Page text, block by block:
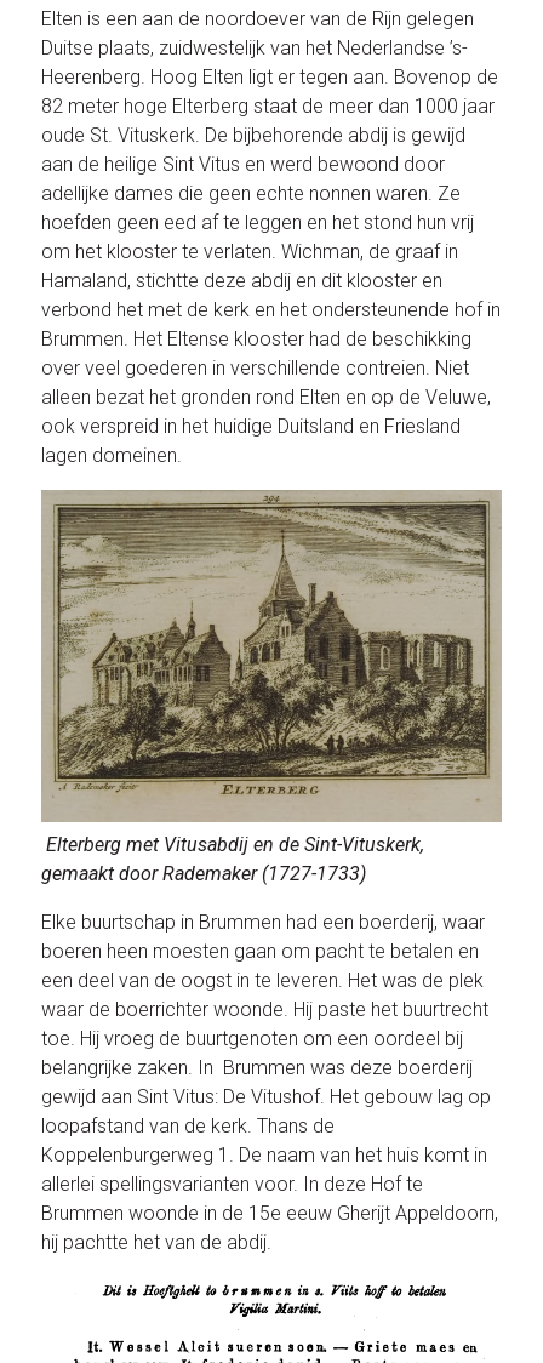
Elten is een aan de noordoever van de Rijn gelegen
Duitse plaats, zuidwestelijk van het Nederlandse ’s-
Heerenberg. Hoog Elten ligt er tegen aan. Bovenop de
82 meter hoge Elterberg staat de meer dan 1000 jaar
oude St. Vituskerk. De bijbehorende abdij is gewijd
aan de heilige Sint Vitus en werd bewoond door
adellijke dames die geen echte nonnen waren. Ze
hoefden geen eed af te leggen en het stond hun vrij
om het klooster te verlaten. Wichman, de graaf in
Hamaland, stichtte deze abdij en dit klooster en
verbond het met de kerk en het ondersteunende hof in
Brummen. Het Eltense klooster had de beschikking
over veel goederen in verschillende contreien. Niet
alleen bezat het gronden rond Elten en op de Veluwe,
ook verspreid in het huidige Duitsland en Friesland
lagen domeinen.
Elterberg met Vitusabdij en de Sint-Vituskerk,
gemaakt door Rademaker (1727-1733)
Elke buurtschap in Brummen had een boerderij, waar
boeren heen moesten gaan om pacht te betalen en
een deel van de oogst in te leveren. Het was de plek
waar de boerrichter woonde. Hij paste het buurtrecht
toe. Hij vroeg de buurtgenoten om een oordeel bij
belangrijke zaken. In Brummen was deze boerderij
gewijd aan Sint Vitus: De Vitushof. Het gebouw lag op
loopafstand van de kerk. Thans de
Koppelenburgerweg 1. De naam van het huis komt in
allerlei spellingsvarianten voor. In deze Hof te
Brummen woonde in de 15e eeuw Gherijt Appeldoorn,
hij pachtte het van de abdij.